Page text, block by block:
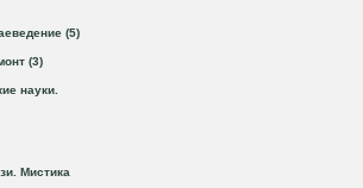
(5)
(3)
науки.
Мистика